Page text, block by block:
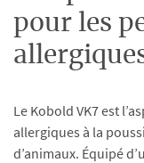
pour les
Le Kobold VK7 est
allergiques à la
d’animaux. Équipé